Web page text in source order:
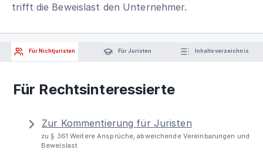
trifft die Beweislast den Unternehmer.
Für Nichtjuristen Für Juristen Inhaltsverzeichnis
Für Rechtsinteressierte
Zur Kommentierung für Juristen
zu § 361 Weitere Ansprüche, abweichende Vereinbarungen und
Beweislast